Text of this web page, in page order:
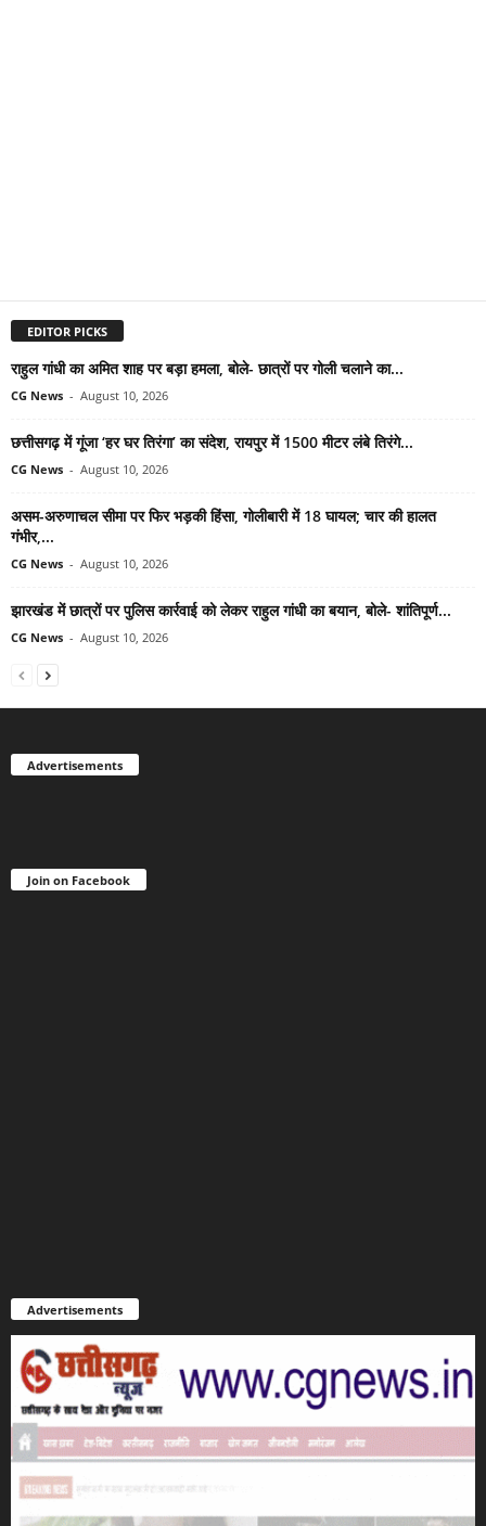
EDITOR PICKS
राहुल गांधी का अमित शाह पर बड़ा हमला, बोले- छात्रों पर गोली चलाने का...
CG News - August 10, 2026
छत्तीसगढ़ में गूंजा ‘हर घर तिरंगा’ का संदेश, रायपुर में 1500 मीटर लंबे तिरंगे...
CG News - August 10, 2026
असम-अरुणाचल सीमा पर फिर भड़की हिंसा, गोलीबारी में 18 घायल; चार की हालत
गंभीर,...
CG News - August 10, 2026
झारखंड में छात्रों पर पुलिस कार्रवाई को लेकर राहुल गांधी का बयान, बोले- शांतिपूर्ण...
CG News - August 10, 2026
Advertisements
Join on Facebook
Advertisements